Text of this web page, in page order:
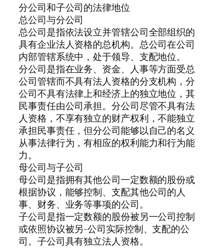
分公司和子公司的法律地位
总公司与分公司
总公司是指依法设立并管辖公司全部组织的
具有企业法人资格的总机构。总公司在公司
内部管辖系统中，处于领导、支配地位。
分公司是指在业务、资金、人事等方面受总
公司管辖而不具有法人资格的分支机构，分
公司不具有法律上和经济上的独立地位，其
民事责任由公司承担。分公司尽管不具有法
人资格，不享有独立的财产权利，不能独立
承担民事责任，但分公司能够以自己的名义
从事法律行为，有相应的权利能力和行为能
力。
母公司与子公司
母公司是指拥有其他公司一定数额的股份或
根据协议，能够控制、支配其他公司的人
事、财务、业务等事项的公司。
子公司是指一定数额的股份被另一公司控制
或依照协议被另-公司实际控制、支配的公
司。子公司具有独立法人资格。